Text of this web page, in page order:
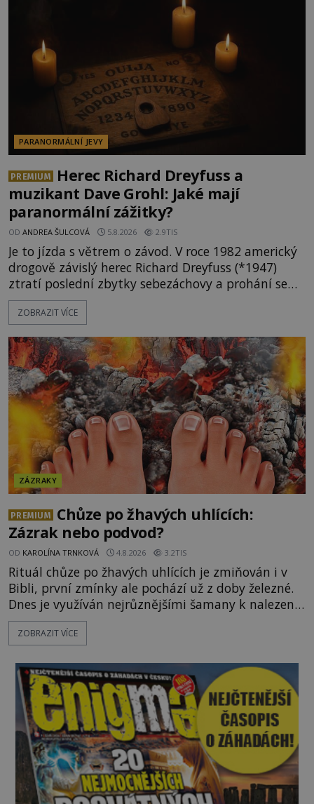
PARANORMÁLNÍ JEVY
PREMIUM
Herec Richard Dreyfuss a
muzikant Dave Grohl: Jaké mají
paranormální zážitky?
OD ANDREA ŠULCOVÁ 5.8.2026 2.9TIS
Je to jízda s větrem o závod. V roce 1982 americký
drogově závislý herec Richard Dreyfuss (*1947)
ztratí poslední zbytky sebezáchovy a prohání se
po silnicích ve svém mercedesu jako utržený ze
řetězu. Vše vyvrcholí katastrofou, když to Dreyfuss
následně nalezne schovaný kokain. Tímto
momentem se slavnému
ZOBRAZIT VÍCE
ZÁZRAKY
PREMIUM
Chůze po žhavých uhlících:
Zázrak nebo podvod?
OD KAROLÍNA TRNKOVÁ 4.8.2026 3.2TIS
Rituál chůze po žhavých uhlících je zmiňován i v
Bibli, první zmínky ale pochází už z doby železné.
Dnes je využíván nejrůznějšími šamany k nalezení
spirituální síly či vnitřního klidu. Jak funguje a proč
si při něm člověk nepopálí nohy, což bylo
nadpřirozeného? Histori
ZOBRAZIT VÍCE